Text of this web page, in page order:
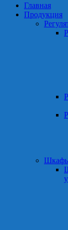
Главная
Продукция
Шкафы